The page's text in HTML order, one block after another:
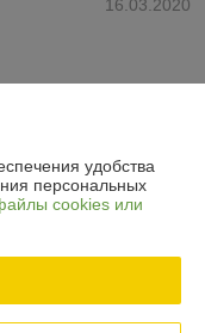
16.03.2020
удобства
персональных
cookies или